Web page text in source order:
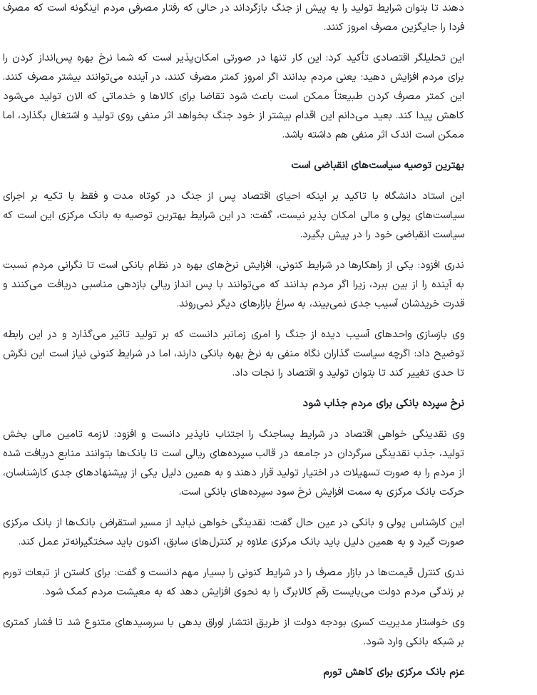
دهند تا بتوان شرایط تولید را به پیش از جنگ بازگرداند در حالی که رفتار مصرفی مردم اینگونه است که مصرف
فردا را جایگزین مصرف امروز کنند.
این تحلیلگر اقتصادی تأکید کرد: این کار تنها در صورتی امکان‌پذیر است که شما نرخ بهره پس‌انداز کردن را
برای مردم افزایش دهید؛ یعنی مردم بدانند اگر امروز کمتر مصرف کنند، در آینده می‌توانند بیشتر مصرف کنند.
این کمتر مصرف کردن طبیعتاً ممکن است باعث شود تقاضا برای کالا‌ها و خدماتی که الان تولید می‌شود
کاهش پیدا کند. بعید می‌دانم این اقدام بیشتر از خود جنگ بخواهد اثر منفی روی تولید و اشتغال بگذارد، اما
ممکن است اندک اثر منفی هم داشته باشد.
بهترین توصیه سیاست‌های انقباضی است
این استاد دانشگاه با تاکید بر اینکه احیای اقتصاد پس از جنگ در کوتاه مدت و فقط با تکیه بر اجرای
سیاست‌های پولی و مالی امکان پذیر نیست، گفت: در این شرایط بهترین توصیه به بانک مرکزی این است که
سیاست انقباضی خود را در پیش بگیرد.
ندری افزود: یکی از راهکار‌ها در شرایط کنونی، افزایش نرخ‌های بهره در نظام بانکی است تا نگرانی مردم نسبت
به آینده را از بین ببرد، زیرا اگر مردم بدانند که می‌توانند با پس انداز ریالی بازدهی مناسبی دریافت می‌کنند و
قدرت خریدشان آسیب جدی نمی‌بیند، به سراغ بازار‌های دیگر نمی‌روند.
وی بازسازی واحد‌های آسیب دیده از جنگ را امری زمانبر دانست که بر تولید تاثیر می‌گذارد و در این رابطه
توضیح داد: اگرچه سیاست گذاران نگاه منفی به نرخ بهره بانکی دارند، اما در شرایط کنونی نیاز است این نگرش
تا حدی تغییر کند تا بتوان تولید و اقتصاد را نجات داد.
نرخ سپرده بانکی برای مردم جذاب شود
وی نقدینگی خواهی اقتصاد در شرایط پساجنگ را اجتناب ناپذیر دانست و افزود: لازمه تامین مالی بخش
تولید، جذب نقدینگی سرگردان در جامعه در قالب سپرده‌های ریالی است تا بانک‌ها بتوانند منابع دریافت شده
از مردم را به صورت تسهیلات در اختیار تولید قرار دهند و به همین دلیل یکی از پیشنهاد‌های جدی کارشناسان،
حرکت بانک مرکزی به سمت افزایش نرخ سود سپرده‌های بانکی است.
این کارشناس پولی و بانکی در عین حال گفت: نقدینگی خواهی نباید از مسیر استقراض بانک‌ها از بانک مرکزی
صورت گیرد و به همین دلیل باید بانک مرکزی علاوه بر کنترل‌های سابق، اکنون باید سختگیرانه‌تر عمل کند.
ندری کنترل قیمت‌ها در بازار مصرف را در شرایط کنونی را بسیار مهم دانست و گفت: برای کاستن از تبعات تورم
بر زندگی مردم دولت می‌بایست رقم کالابرگ را به نحوی افزایش دهد که به معیشت مردم کمک شود.
وی خواستار مدیریت کسری بودجه دولت از طریق انتشار اوراق بدهی با سررسید‌های متنوع شد تا فشار کمتری
بر شبکه بانکی وارد شود.
عزم بانک مرکزی برای کاهش تورم